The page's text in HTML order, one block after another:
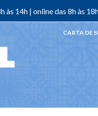
às 14h | online das 8h às
CARTA DE